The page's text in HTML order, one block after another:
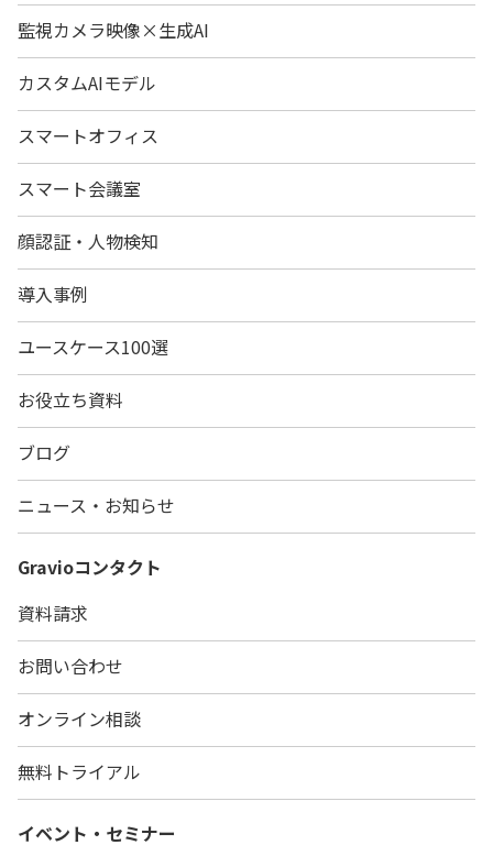
監視カメラ映像×生成AI
カスタムAIモデル
スマートオフィス
スマート会議室
顔認証・人物検知
導入事例
ユースケース100選
お役立ち資料
ブログ
ニュース・お知らせ
Gravioコンタクト
資料請求
お問い合わせ
オンライン相談
無料トライアル
イベント・セミナー